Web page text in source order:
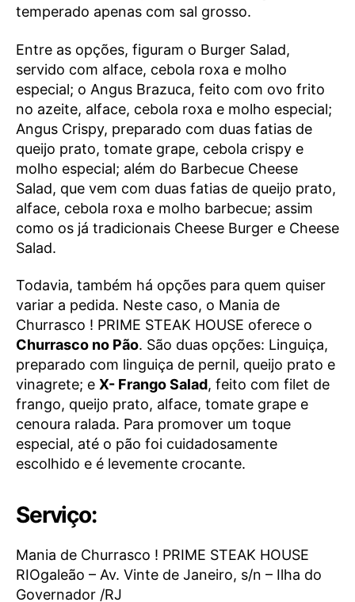
temperado apenas com sal grosso.
Entre as opções, figuram o Burger Salad,
servido com alface, cebola roxa e molho
especial; o Angus Brazuca, feito com ovo frito
no azeite, alface, cebola roxa e molho especial;
Angus Crispy, preparado com duas fatias de
queijo prato, tomate grape, cebola crispy e
molho especial; além do Barbecue Cheese
Salad, que vem com duas fatias de queijo prato,
alface, cebola roxa e molho barbecue; assim
como os já tradicionais Cheese Burger e Cheese
Salad.
Todavia, também há opções para quem quiser
variar a pedida. Neste caso, o Mania de
Churrasco ! PRIME STEAK HOUSE oferece o
Churrasco no Pão. São duas opções: Linguiça,
preparado com linguiça de pernil, queijo prato e
vinagrete; e X- Frango Salad, feito com filet de
frango, queijo prato, alface, tomate grape e
cenoura ralada. Para promover um toque
especial, até o pão foi cuidadosamente
escolhido e é levemente crocante.
Serviço:
Mania de Churrasco ! PRIME STEAK HOUSE
RIOgaleão – Av. Vinte de Janeiro, s/n – Ilha do
Governador /RJ